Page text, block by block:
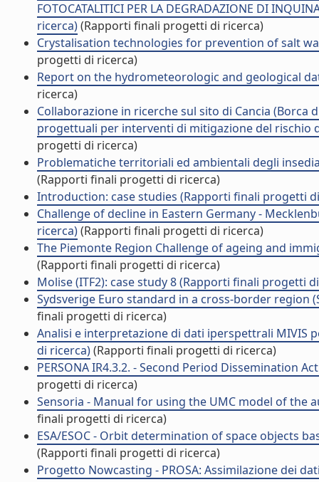
FOTOCATALITICI PER LA DEGRADAZIONE DI
ricerca)(Rapporti finali progetti di ricerca)
Crystalisation technologies for prevention of salt
progetti di ricerca)
Report on the hydrometeorologic and geological
ricerca)
Collaborazione in ricerche sul sito di Cancia
progettuali per interventi di mitigazione del rischio
progetti di ricerca)
Problematiche territoriali ed ambientali degli
(Rapporti finali progetti di ricerca)
Introduction: case studies (Rapporti finali progetti
Challenge of decline in Eastern Germany -
ricerca)(Rapporti finali progetti di ricerca)
The Piemonte Region Challenge of ageing and
(Rapporti finali progetti di ricerca)
Molise (ITF2): case study 8 (Rapporti finali progetti
Sydsverige Euro standard in a cross-border
finali progetti di ricerca)
Analisi e interpretazione di dati iperspettrali MIVIS
di ricerca)(Rapporti finali progetti di ricerca)
PERSONA IR4.3.2. - Second Period Dissemination
progetti di ricerca)
Sensoria - Manual for using the UMC model of the
finali progetti di ricerca)
ESA/ESOC - Orbit determination of space objects
(Rapporti finali progetti di ricerca)
Progetto Nowcasting - PROSA: Assimilazione dei